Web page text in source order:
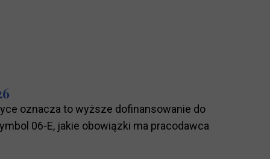
oznacza to wyższe dofinansowanie do
06-E, jakie obowiązki ma pracodawca